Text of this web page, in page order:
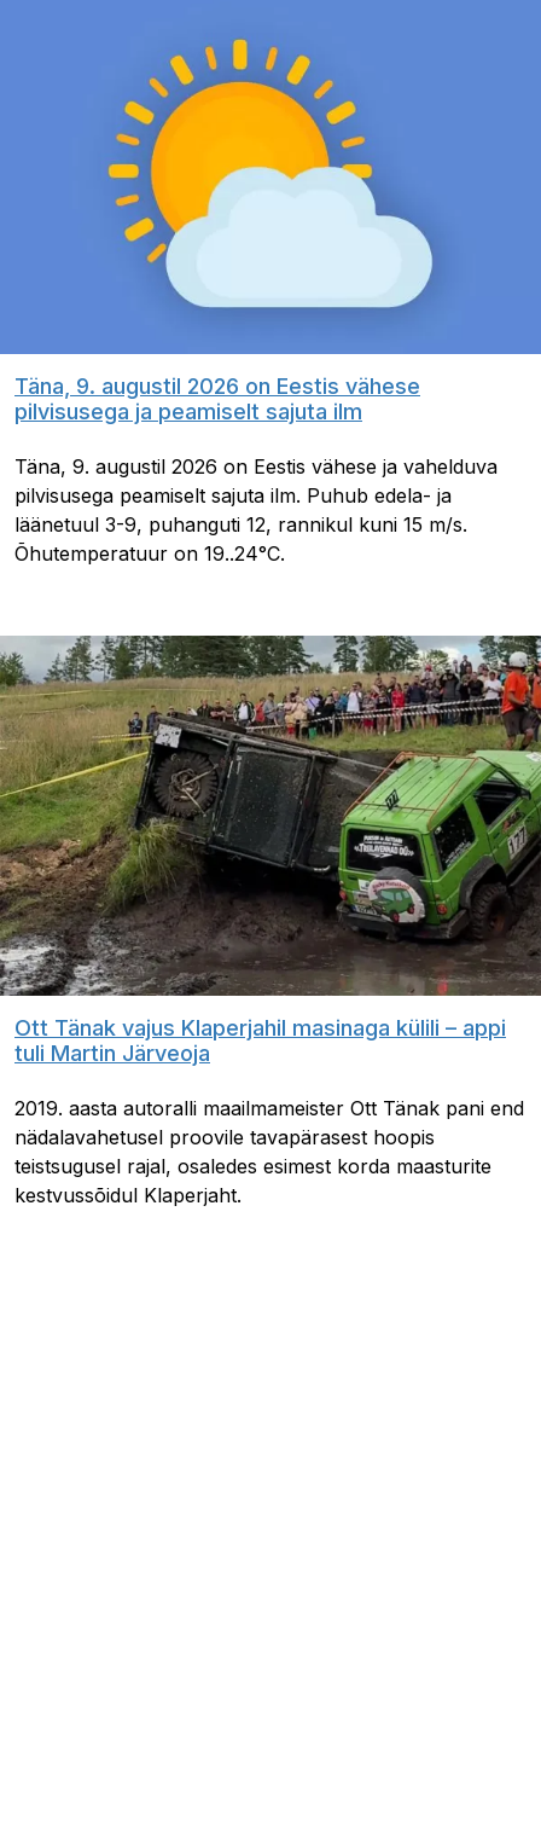
Täna, 9. augustil 2026 on Eestis vähese
pilvisusega ja peamiselt sajuta ilm
Täna, 9. augustil 2026 on Eestis vähese ja vahelduva
pilvisusega peamiselt sajuta ilm. Puhub edela- ja
läänetuul 3-9, puhanguti 12, rannikul kuni 15 m/s.
Õhutemperatuur on 19..24°C.
Ott Tänak vajus Klaperjahil masinaga külili – appi
tuli Martin Järveoja
2019. aasta autoralli maailmameister Ott Tänak pani end
nädalavahetusel proovile tavapärasest hoopis
teistsugusel rajal, osaledes esimest korda maasturite
kestvussõidul Klaperjaht.